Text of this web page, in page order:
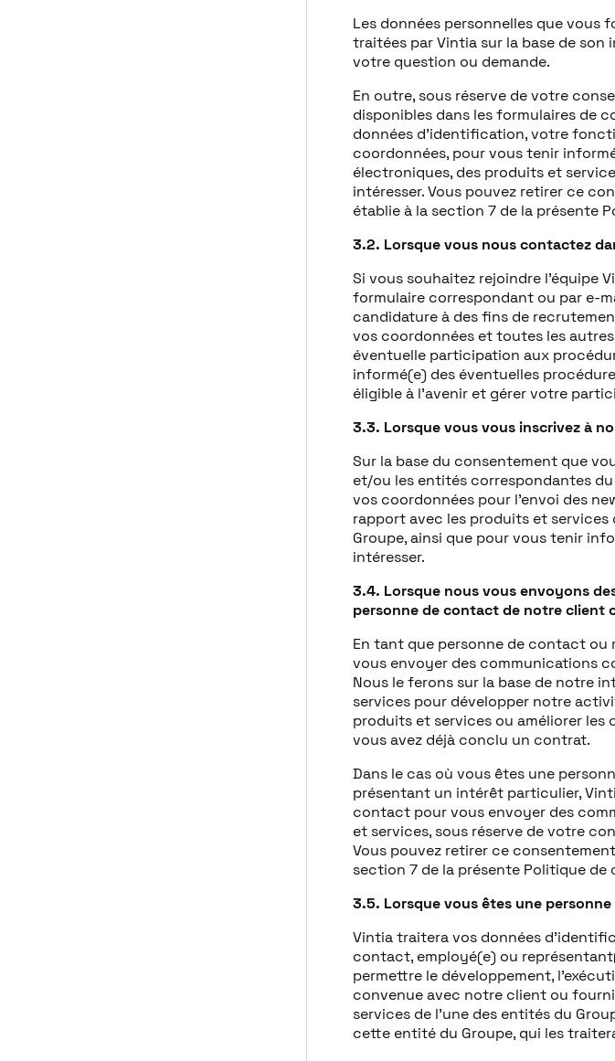
Les données personnelles que
traitées par Vintia sur la base de
votre question ou demande.
En outre, sous réserve de votre
disponibles dans les formulaires de
données d’identification, votre
coordonnées, pour vous tenir
électroniques, des produits et
intéresser. Vous pouvez retirer ce
établie à la section 7 de la présente
3.2. Lorsque vous nous contactez
Si vous souhaitez rejoindre l’équipe
formulaire correspondant ou par e-
candidature à des fins de
vos coordonnées et toutes les
éventuelle participation aux
informé(e) des éventuelles
éligible à l’avenir et gérer votre
3.3. Lorsque vous vous inscrivez à
Sur la base du consentement que
et/ou les entités correspondantes
vos coordonnées pour l’envoi des
rapport avec les produits et
Groupe, ainsi que pour vous tenir
intéresser.
3.4. Lorsque nous vous envoyons
personne de contact de notre client
En tant que personne de contact ou
vous envoyer des communications
Nous le ferons sur la base de notre
services pour développer notre
produits et services ou améliorer
vous avez déjà conclu un contrat.
Dans le cas où vous êtes une
présentant un intérêt particulier,
contact pour vous envoyer des
et services, sous réserve de votre
Vous pouvez retirer ce
section 7 de la présente Politique
3.5. Lorsque vous êtes une
Vintia traitera vos données
contact, employé(e) ou
permettre le développement,
convenue avec notre client ou
services de l’une des entités du
cette entité du Groupe, qui les